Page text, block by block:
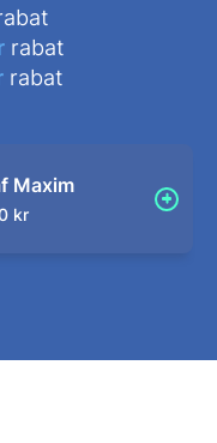
rabat
rabat
Maxim
kr